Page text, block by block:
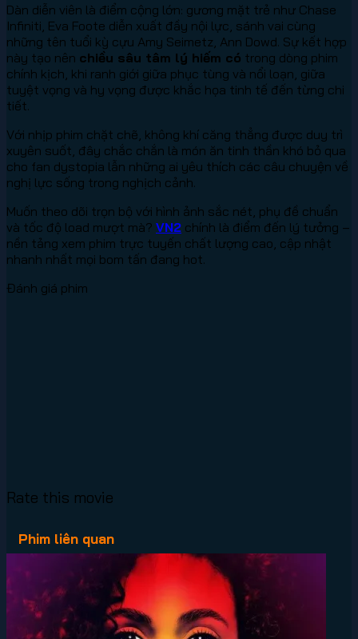
Dàn diễn viên là điểm cộng lớn: gương mặt trẻ như Chase
Infiniti, Eva Foote diễn xuất đầy nội lực, sánh vai cùng
những tên tuổi kỳ cựu Amy Seimetz, Ann Dowd. Sự kết hợp
này tạo nên chiều sâu tâm lý hiếm có trong dòng phim
chính kịch, khi ranh giới giữa phục tùng và nổi loạn, giữa
tuyệt vọng và hy vọng được khắc họa tinh tế đến từng chi
tiết.
Với nhịp phim chặt chẽ, không khí căng thẳng được duy trì
xuyên suốt, đây chắc chắn là món ăn tinh thần khó bỏ qua
cho fan dystopia lẫn những ai yêu thích các câu chuyện về
nghị lực sống trong nghịch cảnh.
Muốn theo dõi trọn bộ với hình ảnh sắc nét, phụ đề chuẩn
và tốc độ load mượt mà? VN2 chính là điểm đến lý tưởng –
nền tảng xem phim trực tuyến chất lượng cao, cập nhật
nhanh nhất mọi bom tấn đang hot.
Đánh giá phim
Rate this movie
Phim liên quan